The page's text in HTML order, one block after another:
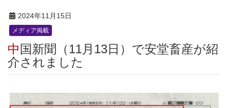
2024年11月15日
メディア掲載
中国新聞（11月13日）で安堂畜産が紹
介されました